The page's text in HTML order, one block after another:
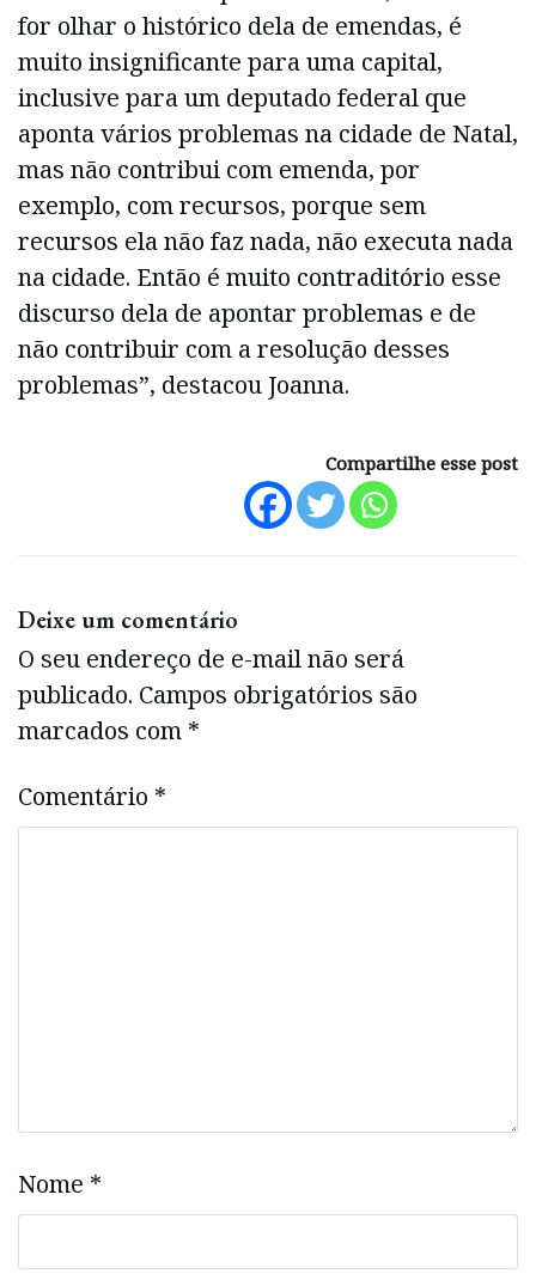
for olhar o histórico dela de emendas, é
muito insignificante para uma capital,
inclusive para um deputado federal que
aponta vários problemas na cidade de Natal,
mas não contribui com emenda, por
exemplo, com recursos, porque sem
recursos ela não faz nada, não executa nada
na cidade. Então é muito contraditório esse
discurso dela de apontar problemas e de
não contribuir com a resolução desses
problemas”, destacou Joanna.
Compartilhe esse post
Deixe um comentário
O seu endereço de e-mail não será
publicado. Campos obrigatórios são
marcados com *
Comentário *
Nome *